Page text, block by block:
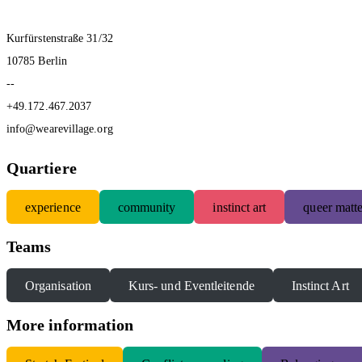
Kurfürstenstraße 31/32
10785 Berlin
--
+49.172.467.2037
info@wearevillage.org
Quartiere
experience community instinct art queer
Teams
Organisation Kurs- und Eventleitende Instinct Art
More information